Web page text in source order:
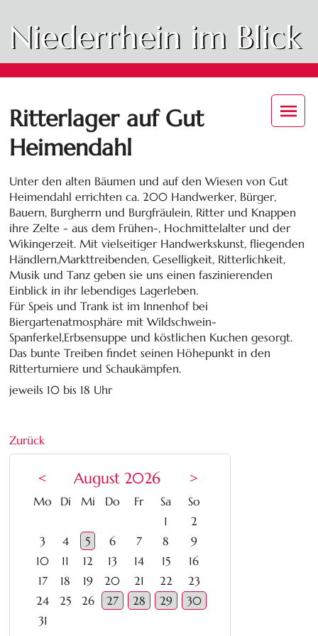
Niederrhein im Blick
Ritterlager auf Gut
Heimendahl
Unter den alten Bäumen und auf den Wiesen von Gut
Heimendahl errichten ca. 200 Handwerker, Bürger,
Bauern, Burgherrn und Burgfräulein, Ritter und Knappen
ihre Zelte - aus dem Frühen-, Hochmittelalter und der
Wikingerzeit. Mit vielseitiger Handwerkskunst, fliegenden
Händlern,Markttreibenden, Geselligkeit, Ritterlichkeit,
Musik und Tanz geben sie uns einen faszinierenden
Einblick in ihr lebendiges Lagerleben.
Für Speis und Trank ist im Innenhof bei
Biergartenatmosphäre mit Wildschwein-
Spanferkel,Erbsensuppe und köstlichen Kuchen gesorgt.
Das bunte Treiben findet seinen Höhepunkt in den
Ritterturniere und Schaukämpfen.
jeweils 10 bis 18 Uhr
Zurück
< August 2026 >
Mo ntag
Dienstag
Mittwoch
Donnerstag
Freitag
Samstag
Sonntag
1
2
3
4 5 6 7 8
9
10
11 12 13 14 15
16
17
18 19 20 21 22
23
24
25 26 27 28 29
30
31